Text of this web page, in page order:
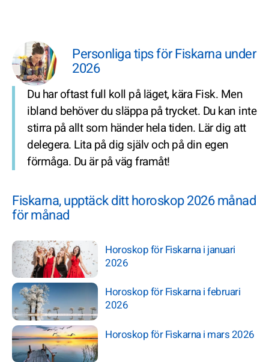
Personliga tips för Fiskarna under
2026
Du har oftast full koll på läget, kära Fisk. Men
ibland behöver du släppa på trycket. Du kan inte
stirra på allt som händer hela tiden. Lär dig att
delegera. Lita på dig själv och på din egen
förmåga. Du är på väg framåt!
Fiskarna, upptäck ditt horoskop 2026 månad
för månad
Horoskop för Fiskarna i januari
2026
Horoskop för Fiskarna i februari
2026
Horoskop för Fiskarna i mars 2026